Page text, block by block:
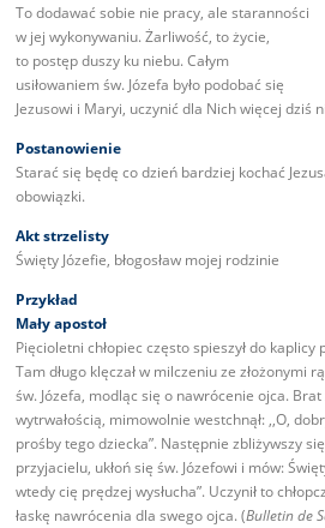
To dodawać sobie nie pracy, ale staranności
w jej wykonywaniu. Żarliwość, to życie,
to postęp duszy ku niebu. Całym
usiłowaniem św. Józefa było podobać się
Jezusowi i Maryi, uczynić dla Nich więcej dziś
Postanowienie
Starać się będę co dzień bardziej kochać
obowiązki.
Akt strzelisty
Święty Józefie, błogosław mojej rodzinie
Przykład
Mały apostoł
Pięcioletni chłopiec często spieszył do kaplicy
Tam długo klęczał w milczeniu ze złożonymi
św. Józefa, modląc się o nawrócenie ojca.
wytrwałością, mimowolnie westchnął: ,,O,
prośby tego dziecka”. Następnie zbliżywszy
przyjacielu, ukłoń się św. Józefowi i mów:
wtedy cię prędzej wysłucha”. Uczynił to
łaskę nawrócenia dla swego ojca. (Bulletin de